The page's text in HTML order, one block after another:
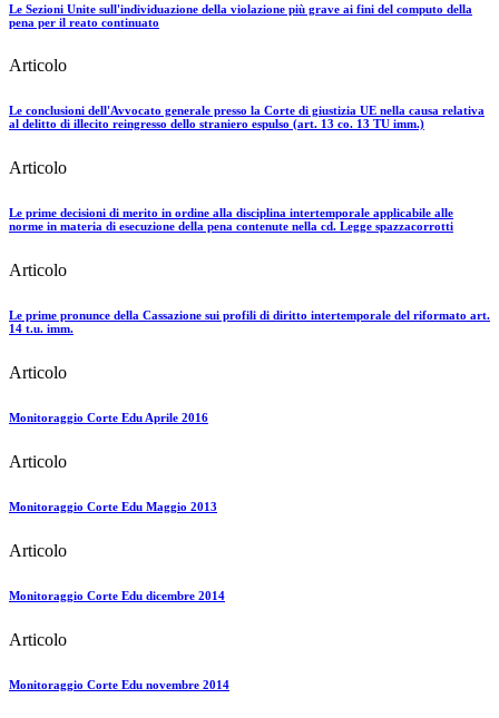
Le Sezioni Unite sull'individuazione della violazione più grave ai fini del computo della
pena per il reato continuato
Articolo
Le conclusioni dell'Avvocato generale presso la Corte di giustizia UE nella causa relativa
al delitto di illecito reingresso dello straniero espulso (art. 13 co. 13 TU imm.)
Articolo
Le prime decisioni di merito in ordine alla disciplina intertemporale applicabile alle
norme in materia di esecuzione della pena contenute nella cd. Legge spazzacorrotti
Articolo
Le prime pronunce della Cassazione sui profili di diritto intertemporale del riformato art.
14 t.u. imm.
Articolo
Monitoraggio Corte Edu Aprile 2016
Articolo
Monitoraggio Corte Edu Maggio 2013
Articolo
Monitoraggio Corte Edu dicembre 2014
Articolo
Monitoraggio Corte Edu novembre 2014